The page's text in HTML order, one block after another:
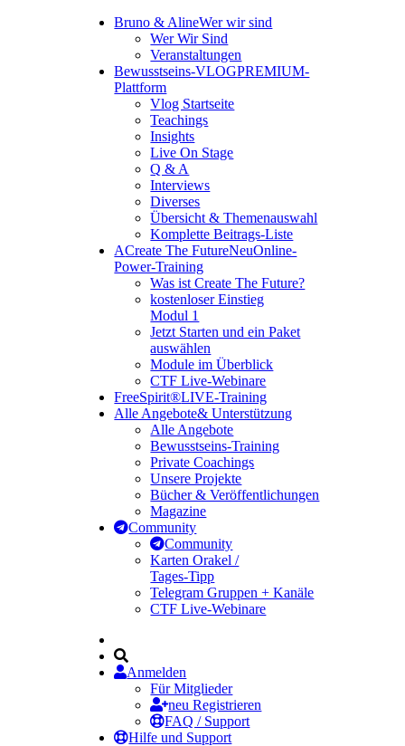
Bruno & AlineWer wir sind
Wer Wir Sind
Veranstaltungen
Bewusstseins-VLOGPREMIUM-
Plattform
Vlog Startseite
Teachings
Insights
Live On Stage
Q & A
Interviews
Diverses
Übersicht & Themenauswahl
Komplette Beitrags-Liste
ACreate The FutureNeuOnline-
Power-Training
Was ist Create The Future?
kostenloser Einstieg
Modul 1
Jetzt Starten und ein Paket
auswählen
Module im Überblick
CTF Live-Webinare
FreeSpirit®LIVE-Training
Alle Angebote& Unterstützung
Alle Angebote
Bewusstseins-Training
Private Coachings
Unsere Projekte
Bücher & Veröffentlichungen
Magazine
Community
Community
Karten Orakel /
Tages-Tipp
Telegram Gruppen + Kanäle
CTF Live-Webinare
Anmelden
Für Mitglieder
neu Registrieren
FAQ / Support
Hilfe und Support